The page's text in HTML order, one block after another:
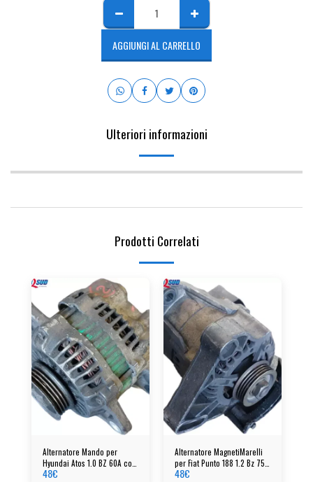
AGGIUNGI AL CARRELLO
Ulteriori informazioni
Prodotti Correlati
Alternatore Mando per
Hyundai Atos 1.0 BZ 60A cod:
ab160108
48€
Alternatore MagnetiMarelli
per Fiat Punto 188 1.2 Bz 75A
cod: 63321604
48€